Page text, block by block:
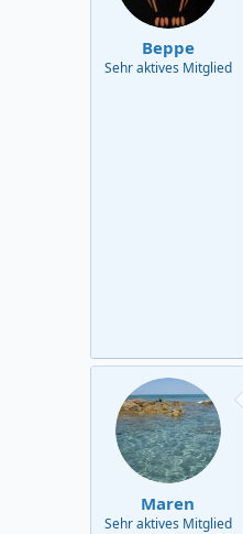
Beppe
Sehr aktives Mitglied
Maren
Sehr aktives Mitglied